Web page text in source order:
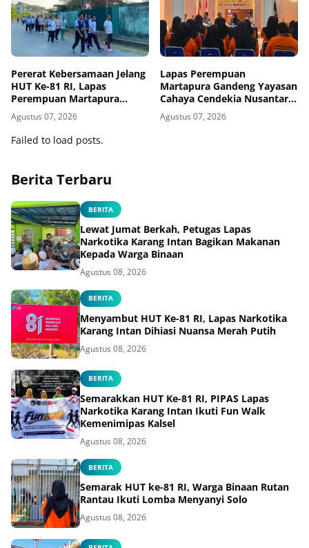
Pererat Kebersamaan Jelang
HUT Ke-81 RI, Lapas
Perempuan Martapura
Meriahkan Fun Walk
Bersama Kakanwil
Agustus 07, 2026
Lapas Perempuan
Martapura Gandeng Yayasan
Cahaya Cendekia Nusantara
Tingkatkan Literasi Hukum
Warga Binaan
Agustus 07, 2026
Failed to load posts.
Berita Terbaru
BERITA
Lewat Jumat Berkah, Petugas Lapas
Narkotika Karang Intan Bagikan Makanan
Kepada Warga Binaan
Agustus 08, 2026
BERITA
Menyambut HUT Ke-81 RI, Lapas Narkotika
Karang Intan Dihiasi Nuansa Merah Putih
Agustus 08, 2026
BERITA
Semarakkan HUT Ke-81 RI, PIPAS Lapas
Narkotika Karang Intan Ikuti Fun Walk
Kemenimipas Kalsel
Agustus 08, 2026
BERITA
Semarak HUT ke-81 RI, Warga Binaan Rutan
Rantau Ikuti Lomba Menyanyi Solo
Agustus 08, 2026